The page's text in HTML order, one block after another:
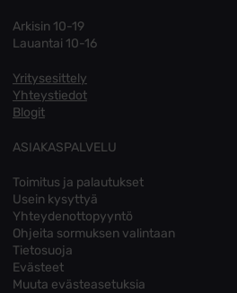
Arkisin 10-19
Lauantai 10-16
Yritysesittely
Yhteystiedot
Blogit
ASIAKASPALVELU
Toimitus ja palautukset
Usein kysyttyä
Yhteydenottopyyntö
Ohjeita sormuksen valintaan
Tietosuoja
Evästeet
Muuta evästeasetuksia